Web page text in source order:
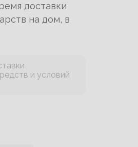
доставки
на дом, в
и условий